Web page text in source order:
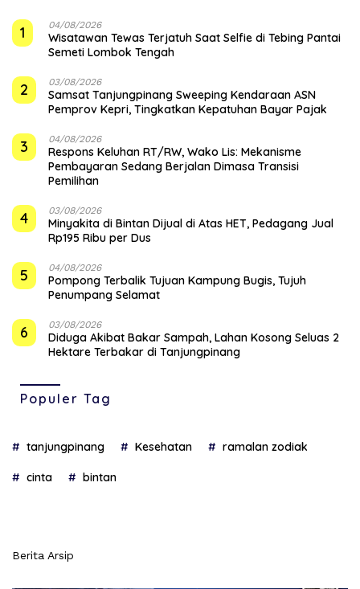
1 04/08/2026
Wisatawan Tewas Terjatuh Saat Selfie di Tebing Pantai
Semeti Lombok Tengah
2 03/08/2026
Samsat Tanjungpinang Sweeping Kendaraan ASN
Pemprov Kepri, Tingkatkan Kepatuhan Bayar Pajak
3 04/08/2026
‎Respons Keluhan RT/RW, Wako Lis: Mekanisme
Pembayaran Sedang Berjalan Dimasa Transisi
Pemilihan
4 03/08/2026
Minyakita di Bintan Dijual di Atas HET, Pedagang Jual
Rp195 Ribu per Dus
5 04/08/2026
Pompong Terbalik Tujuan Kampung Bugis, Tujuh
Penumpang Selamat
6 03/08/2026
Diduga Akibat Bakar Sampah, Lahan Kosong Seluas 2
Hektare Terbakar di Tanjungpinang
Populer Tag
tanjungpinang Kesehatan ramalan zodiak
cinta bintan
Berita Arsip